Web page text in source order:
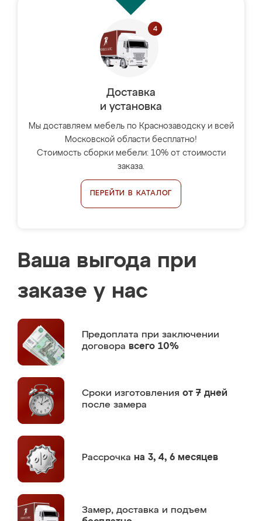
Доставка
и установка
Мы доставляем мебель по Краснозаводску и всей
Московской области бесплатно!
Стоимость сборки мебели: 10% от стоимости
заказа.
ПЕРЕЙТИ В КАТАЛОГ
Ваша выгода при
заказе у нас
Предоплата при заключении
договора всего 10%
Сроки изготовления от 7 дней
после замера
Рассрочка на 3, 4, 6 месяцев
Замер, доставка и подъем